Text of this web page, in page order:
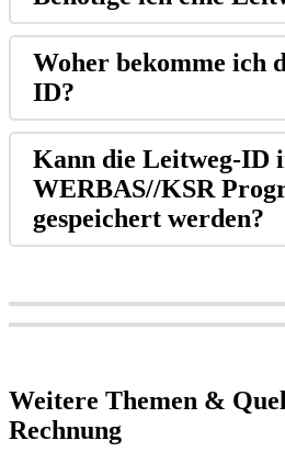
Woher bekomme ich
ID?
Kann die Leitweg-ID
WERBAS//KSR
gespeichert werden?
Weitere Themen &
Rechnung